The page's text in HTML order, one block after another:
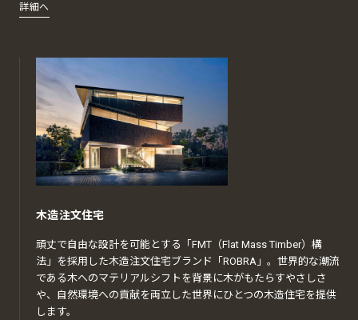
詳細へ
木造注文住宅
頑丈で自由な設計を可能とする「FMT（Flat Mass Timber）構
法」を採用した木造注文住宅ブランド「ROBRA」。世界的な潮流
である木へのマテリアルシフトを背景に木がもたらすやさしさ
や、自然環境への貢献を両立した世界にひとつの木造住宅を提供
します。